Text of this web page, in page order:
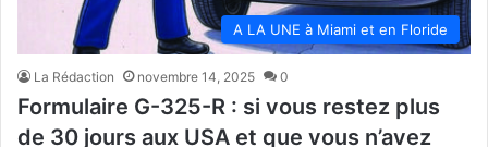
A LA UNE à Miami et en Floride
La Rédaction novembre 14, 2025 0
Formulaire G-325-R : si vous restez plus
de 30 jours aux USA et que vous n’avez